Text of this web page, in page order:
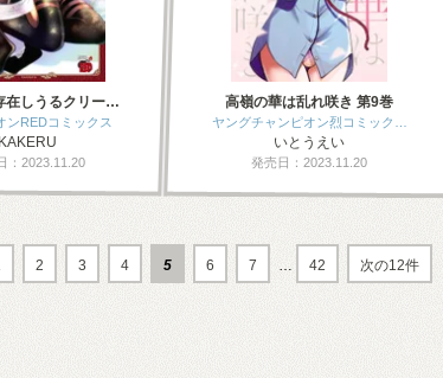
在しうるクリー…
ンREDコミックス
KAKERU
：2023.11.20
高嶺の華は乱れ咲き 第9巻
ヤングチャンピオン烈コミック…
いとうえい
発売日：2023.11.20
2 3 4 5 6 7 … 42 次の12件